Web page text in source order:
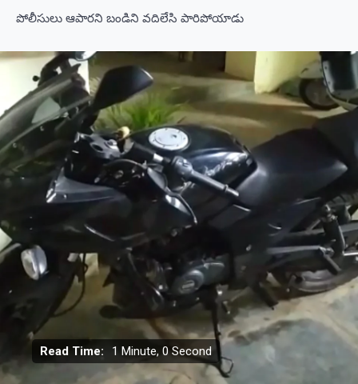
పోలీసులు ఆపారని బండిని వదిలేసి పారిపోయాడు
Read Time: 1 Minute, 0 Second